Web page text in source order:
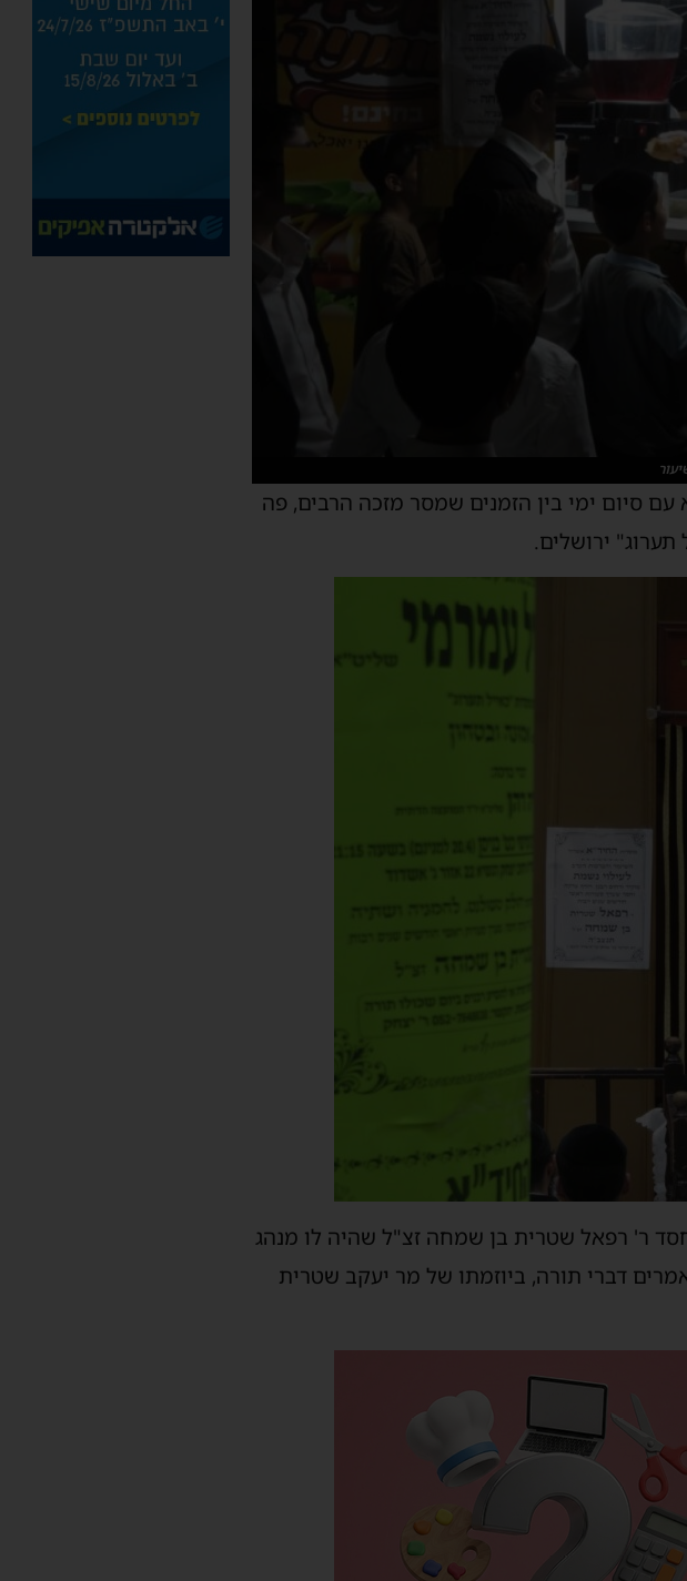
סיום ימי בין הזמנים שמסר מזכה הרבים, פה
תערוג" ירושלים.
ר' רפאל שטרית בן שמחה זצ"ל שהיה לו מנהג
דברי תורה, ביוזמתו של מר יעקב שטרית